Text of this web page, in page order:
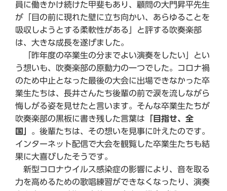
員に働きかけ続けた甲斐もあり、顧問の大門昇平先生
が「目の前に現れた壁に立ち向かい、あらゆることを
吸収しようとする柔軟性がある」と評する吹奏楽部
は、大きな成長を遂げました。
「昨年度の卒業生の分までよい演奏をしたい」とい
う想いも、吹奏楽部の原動力の一つでした。コロナ禍
のため中止となった最後の大会に出場できなかった卒
業生たちは、長井さんたち後輩の前で涙を流しながら
悔しがる姿を見せたと言います。そんな卒業生たちが
吹奏楽部の黒板に書き残した言葉は 「目指せ、全
国」 。後輩たちは、その想いを見事に叶えたのです。
インターネット配信で大会を観覧した卒業生たちも結
果に大喜びしたそうです。
新型コロナウイルス感染症の影響により、音を取る
力を高めるための歌唱練習ができなくなったり、演奏